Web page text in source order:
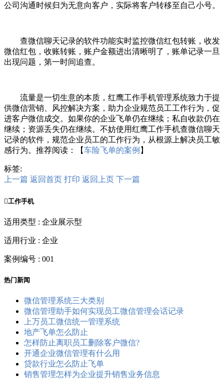
公司沟通时候归为无意向客户，实际将客户转移至自己小号。
查微信聊天记录的软件功能实时监控微信红包转账，收发
微信红包，收账转账，账户金额进出清晰明了，账单记录一旦
出现问题，第一时间追查。
流量是一切生意的本质，红鹰工作手机管理系统致力于提
供微信营销、风控解决方案，助力企业规范员工工作行为，促
进客户微信成交。如果你的企业飞单仍在继续；私自收款仍在
继续；资源丢失仍在继续。不妨使用红鹰工作手机查微信聊天
记录的软件，规范企业员工的工作行为，从根源上解决员工敏
感行为。推荐阅读：【车险飞单的案例 】
标签:
上一篇 返回首页 打印 返回上页 下一篇
工作手机
适用类型 : 企业展示型
适用行业 : 企业
案例编号 : 001
热门新闻
微信管理系统三大类别
微信管理助手如何实现员工微信管理会话记录
上万员工微信统一管理系统
地产飞单怎么防止
怎样防止离职员工删除客户微信?
开通企业微信管理有什么用
贷款行业怎么防止飞单
销售管理怎样为企业提升销售业务信息